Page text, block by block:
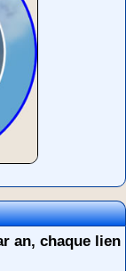
an, chaque lien